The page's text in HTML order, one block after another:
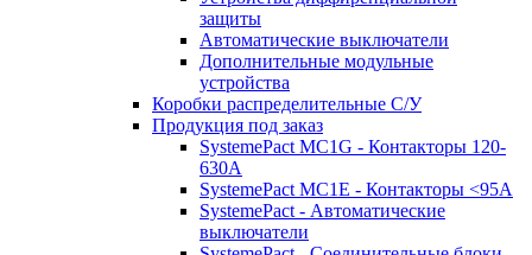
защиты
Автоматические выключатели
Дополнительные модульные
устройства
Коробки распределительные C/У
Продукция под заказ
SystemePact MC1G - Контакторы 120-
630A
SystemePact MC1E - Контакторы <95A
SystemePact - Автоматические
выключатели